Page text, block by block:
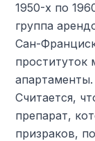
1950-х по
группа
Сан-
проституток
апартаменты.
Считается,
препарат,
призраков,